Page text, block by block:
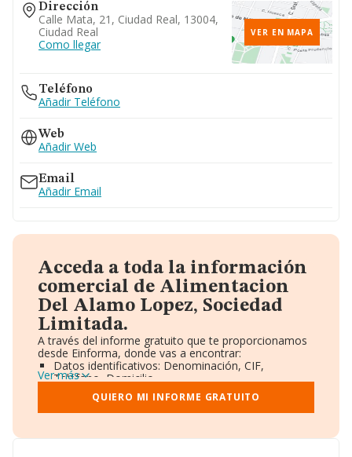
Dirección
Calle Mata, 21, Ciudad Real, 13004,
Ciudad Real
Como llegar
VER EN MAPA
Teléfono
Añadir Teléfono
Web
Añadir Web
Email
Añadir Email
Acceda a toda la información
comercial de Alimentacion
Del Alamo Lopez, Sociedad
Limitada.
A través del informe gratuito que te proporcionamos
desde Einforma, donde vas a encontrar:
Datos identificativos: Denominación, CIF,
Teléfono, Domicilio.
Informe Mercantil Completo (BORME).
Gráficos de Evolución Ventas y Empleados.
Consejo de Administración y Administradores.
Accionistas.
Ver más
QUIERO MI INFORME GRATUITO